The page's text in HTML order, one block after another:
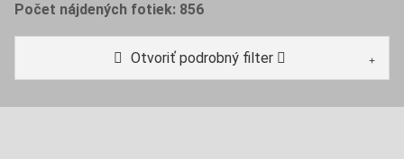
Počet nájdených fotiek: 856
Otvoriť podrobný filter